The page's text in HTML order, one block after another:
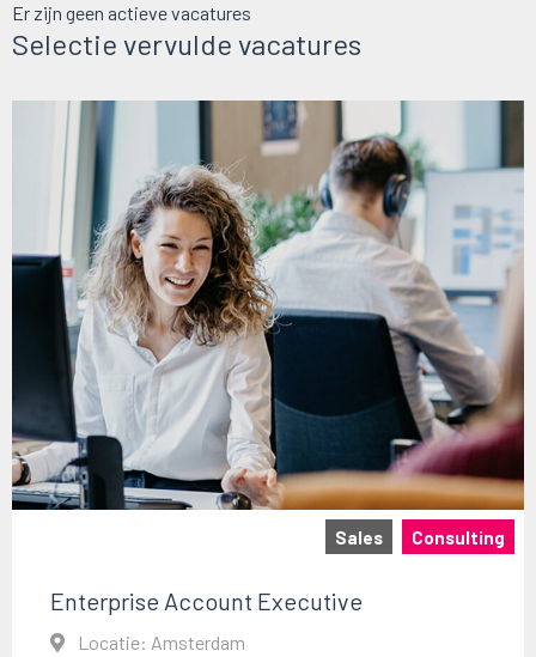
Selectie vervulde vacatures
Sales Consulting
Enterprise Account Executive
Locatie: Amsterdam
Er zijn geen actieve vacatures